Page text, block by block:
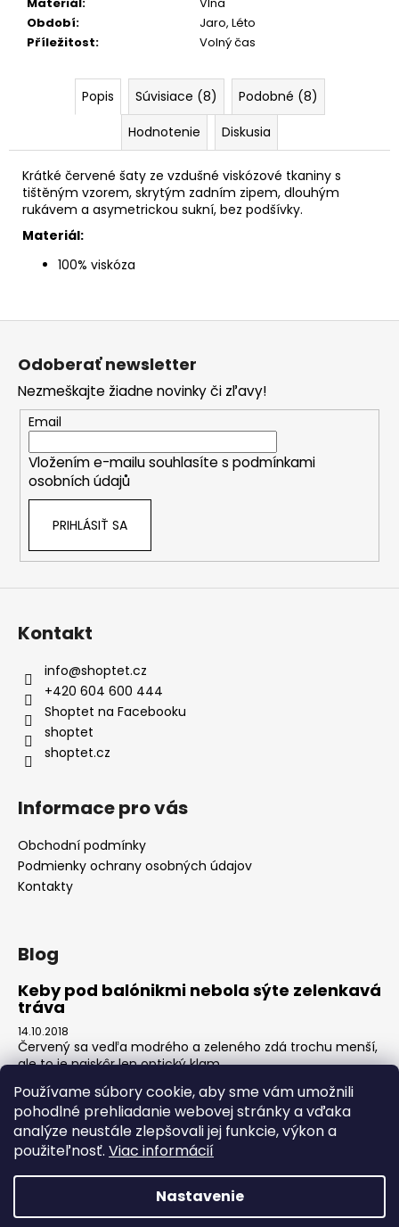
Používame súbory cookie, aby sme vám umožnili
pohodlné prehliadanie webovej stránky a vďaka
analýze neustále zlepšovali jej funkcie, výkon a
použiteľnosť. Viac informácií
Nastavenie
Období: Jaro, Léto
Příležitost: Volný čas
Popis Súvisiace (8)
Podobné (8)
Hodnotenie
Diskusia
Krátké červené šaty ze vzdušné viskózové tkaniny s
tištěným vzorem, skrytým zadním zipem, dlouhým
rukávem a asymetrickou sukní, bez podšívky.
Materiál:
100% viskóza
Z
Odoberať newsletter
Nezmeškajte žiadne novinky či zľavy!
Email
Vložením e-mailu souhlasíte s podmínkami
osobních údajů
PRIHLÁSIŤ SA
Kontakt
info@shoptet.cz
+420 604 600 444
Shoptet na Facebooku
shoptet
shoptet.cz
Informace pro vás
Obchodní podmínky
Podmienky ochrany osobných údajov
Kontakty
Blog
Keby pod balónikmi nebola sýte zelenkavá
tráva
14.10.2018
Červený sa vedľa modrého a zeleného zdá trochu menší,
ale to je najskôr len optický klam.
Prijímame online platby